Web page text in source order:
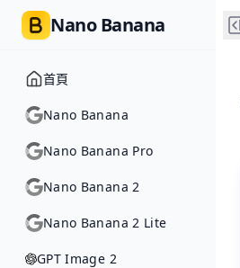
Nano Banana
首頁
Nano Banana
Nano Banana Pro
Nano Banana 2
Nano Banana 2 Lite
GPT Image 2